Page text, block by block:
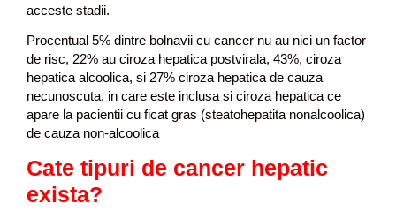
acceste stadii.
Procentual 5% dintre bolnavii cu cancer nu au nici un factor
de risc, 22% au ciroza hepatica postvirala, 43%, ciroza
hepatica alcoolica, si 27% ciroza hepatica de cauza
necunoscuta, in care este inclusa si ciroza hepatica ce
apare la pacientii cu ficat gras (steatohepatita nonalcoolica)
de cauza non-alcoolica
Cate tipuri de cancer hepatic
exista?